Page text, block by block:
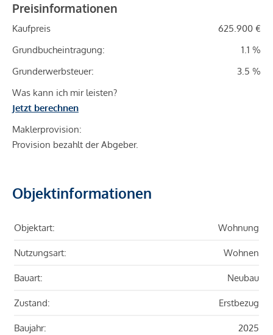
Preisinformationen
Kaufpreis
625.900 €
Grundbucheintragung:
1.1 %
Grunderwerbsteuer:
3.5 %
Was kann ich mir leisten?
Jetzt berechnen
Maklerprovision:
Provision bezahlt der Abgeber.
Objektinformationen
Objektart: Wohnung
Nutzungsart: Wohnen
Bauart: Neubau
Zustand: Erstbezug
Baujahr: 2025